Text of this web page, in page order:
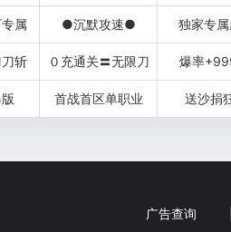
属 ●沉默攻速● 独家专
斩 ０充通关〓无限刀 爆率
首战首区单职业 送沙捐
广告查询